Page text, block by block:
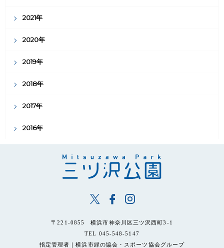
2021年
2020年
2019年
2018年
2017年
2016年
〒221-0855 横浜市神奈川区三ツ沢西町3-1
TEL 045-548-5147
指定管理者｜横浜市緑の協会・スポーツ協会グループ